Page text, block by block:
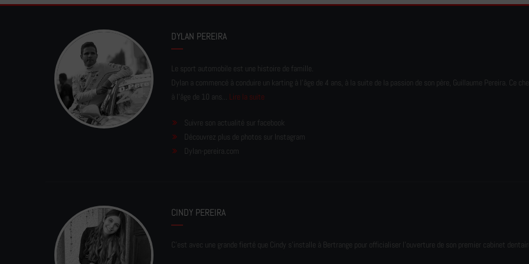
DYLAN PEREIRA
Le sport automobile est une histoire de famille.
Dylan a commencé à conduire un karting à l’âge de 4 ans, à la suite de la passion de son père, Guillaume Pereira. Ce
à l'âge de 10 ans... Lire la suite
Suivre son actualité sur facebook
Découvrez plus de photos sur Instagram
Dylan-pereira.com
CINDY PEREIRA
C'est avec une grande fierté que Cindy s'installe à Bertrange pour officialiser l'ouverture de son premier cabinet